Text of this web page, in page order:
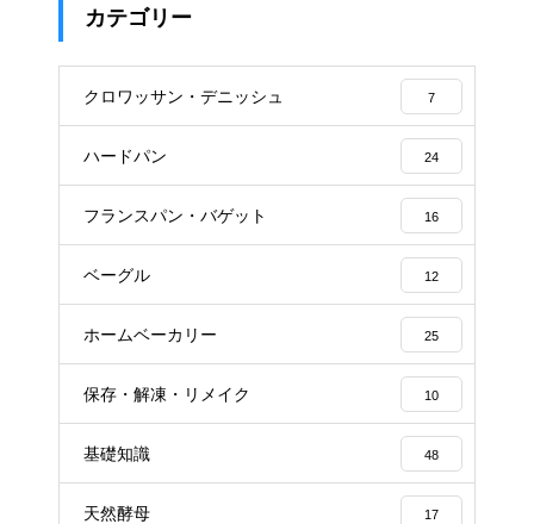
カテゴリー
クロワッサン・デニッシュ 7
ハードパン 24
フランスパン・バゲット 16
ベーグル 12
ホームベーカリー 25
保存・解凍・リメイク 10
基礎知識 48
天然酵母 17